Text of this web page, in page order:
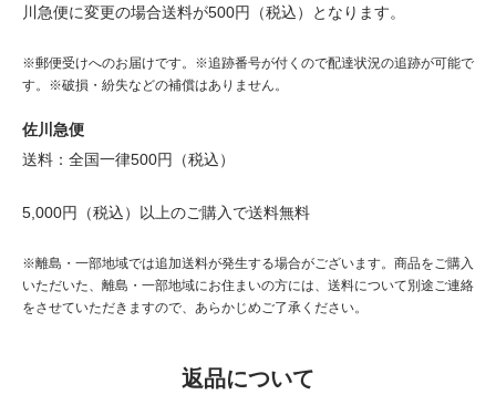
川急便に変更の場合送料が500円（税込）となります。
※郵便受けへのお届けです。※追跡番号が付くので配達状況の追跡が可能で
す。※破損・紛失などの補償はありません。
佐川急便
送料：全国一律500円（税込）
5,000円（税込）以上のご購入で送料無料
※離島・一部地域では追加送料が発生する場合がございます。商品をご購入
いただいた、離島・一部地域にお住まいの方には、送料について別途ご連絡
をさせていただきますので、あらかじめご了承ください。
返品について